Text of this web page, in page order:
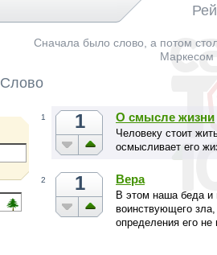
Сначала было слово, а потом
Маркесом
Слово
1 1 О смысле жизни
Человеку стоит
осмысливает его
2 1 Вера
В этом наша беда
воинствующего
определения его